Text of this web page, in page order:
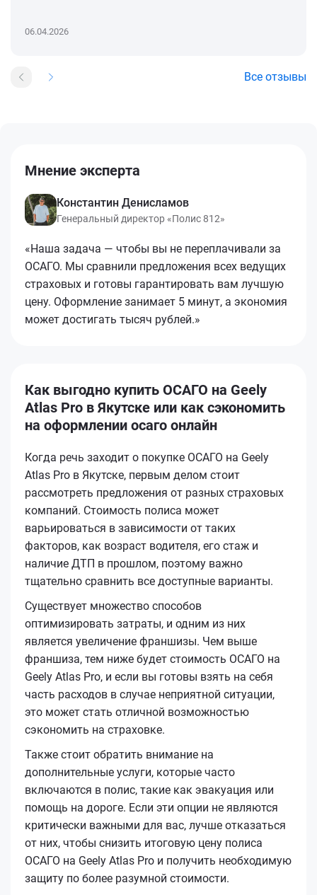
06.04.2026
Все отзывы
Мнение эксперта
Константин Денисламов
Генеральный директор «Полис 812»
«Наша задача — чтобы вы не переплачивали за
ОСАГО. Мы сравнили предложения всех ведущих
страховых и готовы гарантировать вам лучшую
цену. Оформление занимает 5 минут, а экономия
может достигать тысяч рублей.»
Как выгодно купить ОСАГО на Geely
Atlas Pro в Якутске или как сэкономить
на оформлении осаго онлайн
Когда речь заходит о покупке ОСАГО на Geely
Atlas Pro в Якутске, первым делом стоит
рассмотреть предложения от разных страховых
компаний. Стоимость полиса может
варьироваться в зависимости от таких
факторов, как возраст водителя, его стаж и
наличие ДТП в прошлом, поэтому важно
тщательно сравнить все доступные варианты.
Существует множество способов
оптимизировать затраты, и одним из них
является увеличение франшизы. Чем выше
франшиза, тем ниже будет стоимость ОСАГО на
Geely Atlas Pro, и если вы готовы взять на себя
часть расходов в случае неприятной ситуации,
это может стать отличной возможностью
сэкономить на страховке.
Также стоит обратить внимание на
дополнительные услуги, которые часто
включаются в полис, такие как эвакуация или
помощь на дороге. Если эти опции не являются
критически важными для вас, лучше отказаться
от них, чтобы снизить итоговую цену полиса
ОСАГО на Geely Atlas Pro и получить необходимую
защиту по более разумной стоимости.